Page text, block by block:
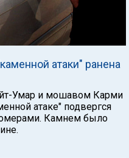
атаки" ранена
Умар и мошавом Карми
атаке" подвергся
Камнем было